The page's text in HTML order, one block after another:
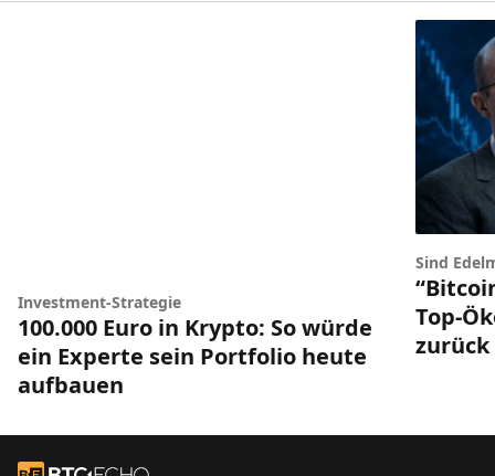
Investment-Strategie
100.000 Euro in Krypto: So würde
ein Experte sein Portfolio heute
aufbauen
Sind
Top-
zurück